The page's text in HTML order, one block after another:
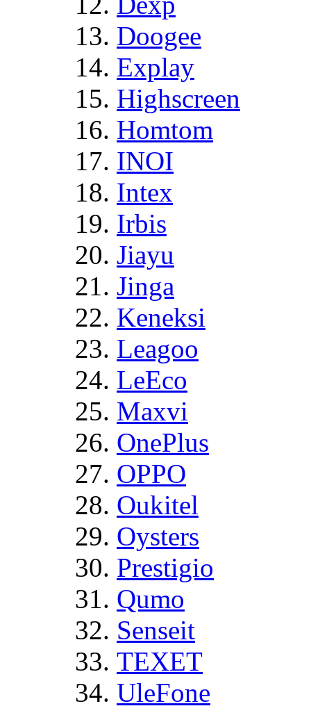
Doogee
Explay
Highscreen
Homtom
INOI
Intex
Irbis
Jiayu
Jinga
Keneksi
Leagoo
LeEco
Maxvi
OnePlus
OPPO
Oukitel
Oysters
Prestigio
Qumo
Senseit
TEXET
UleFone